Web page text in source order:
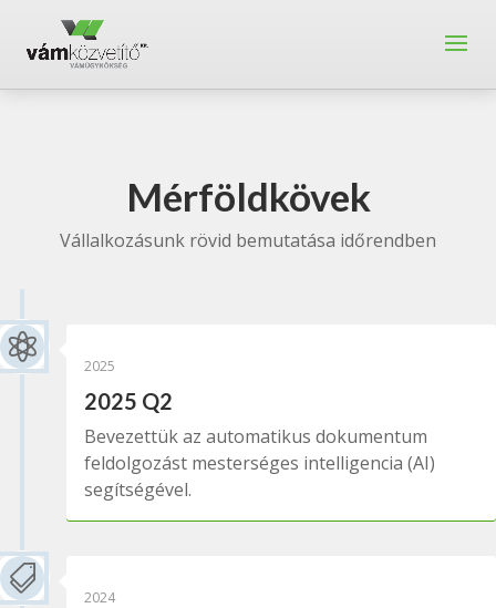
Mérföldkövek
Vállalkozásunk rövid bemutatása időrendben

2025
2025 Q2
Bevezettük az automatikus dokumentum
feldolgozást mesterséges intelligencia (AI)
segítségével.

2024